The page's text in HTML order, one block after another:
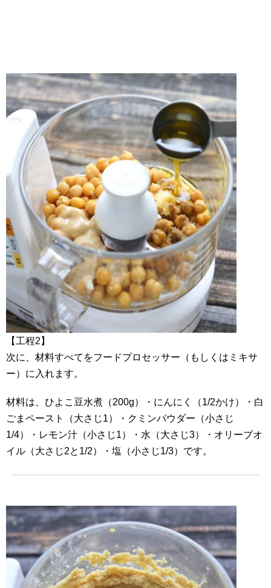
【工程2】
次に、材料すべてをフードプロセッサー（もしくはミキサ
ー）に入れます。
材料は、ひよこ豆水煮（200g）・にんにく（1/2かけ）・白
ごまペースト（大さじ1）・クミンパウダー（小さじ
1/4）・レモン汁（小さじ1）・水（大さじ3）・オリーブオ
イル（大さじ2と1/2）・塩（小さじ1/3）です。